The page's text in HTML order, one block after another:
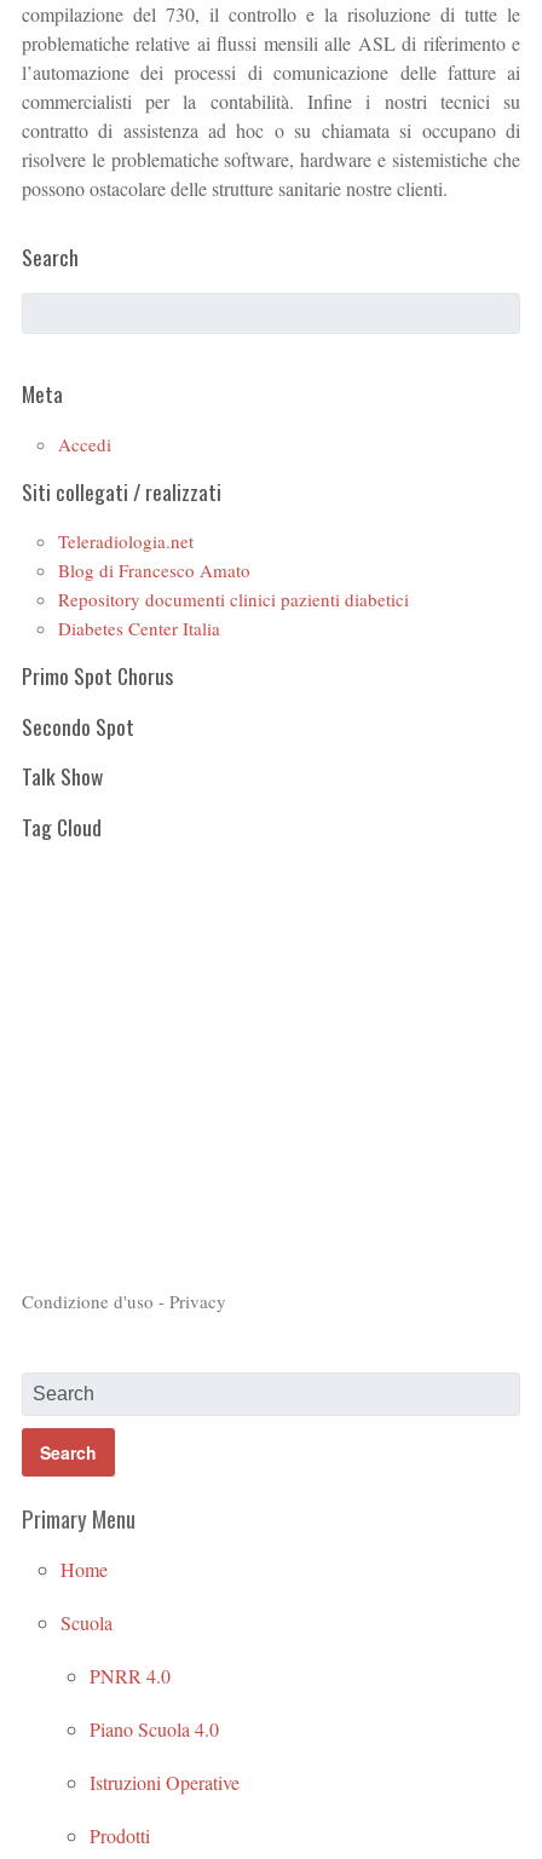
compilazione del 730, il controllo e la risoluzione di tutte le
problematiche relative ai flussi mensili alle ASL di riferimento e
l’automazione dei processi di comunicazione delle fatture ai
commercialisti per la contabilità. Infine i nostri tecnici su
contratto di assistenza ad hoc o su chiamata si occupano di
risolvere le problematiche software, hardware e sistemistiche che
possono ostacolare delle strutture sanitarie nostre clienti.
Search
Meta
Accedi
Siti collegati / realizzati
Teleradiologia.net
Blog di Francesco Amato
Repository documenti clinici pazienti diabetici
Diabetes Center Italia
Primo Spot Chorus
Secondo Spot
Talk Show
Tag Cloud
Condizione d'uso - Privacy
Primary Menu
Home
Scuola
PNRR 4.0
Piano Scuola 4.0
Istruzioni Operative
Prodotti